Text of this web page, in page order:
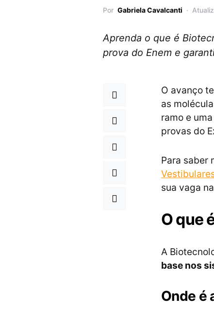
Por Gabriela Cavalcanti
Aprenda o que é
prova do Enem e
O avanço
as
ramo e
provas do
Para saber
sua vaga
O que
A
base nos
Onde é